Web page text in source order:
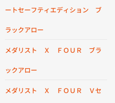
ートセーフティエディション ブ
ラックアロー
メダリスト Ｘ ＦＯＵＲ ブラ
ックアロー
メダリスト Ｘ ＦＯＵＲ Ｖセ